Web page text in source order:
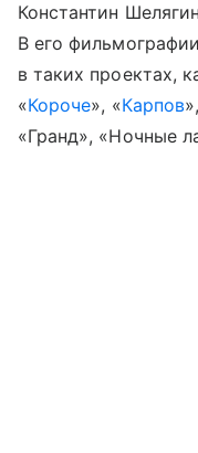
Константин
В его
в таких проектах,
«Короче», «Карпов
«Гранд», «Ночные